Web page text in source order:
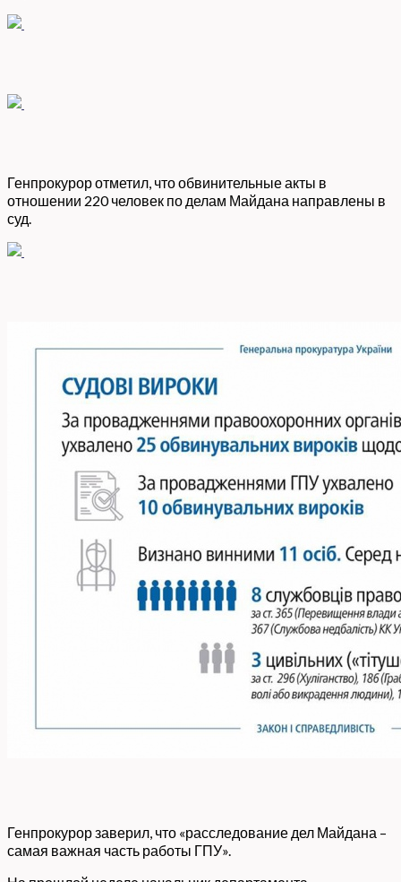
Генпрокурор отметил, что обвинительные акты в
отношении 220 человек по делам Майдана направлены в
суд.
Генпрокурор заверил, что «расследование дел Майдана –
самая важная часть работы ГПУ».